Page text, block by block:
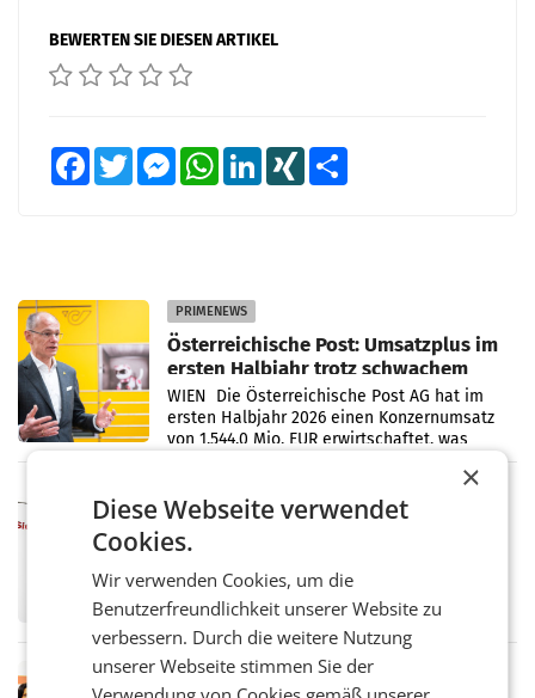
BEWERTEN SIE DIESEN ARTIKEL
FacebookTwitter MessengerWhatsAppLinkedInXING
PRIMENEWS
Österreichische Post: Umsatzplus im
ersten Halbjahr trotz schwachem
Briefgeschäft
WIEN Die Österreichische Post AG hat im
ersten Halbjahr 2026 einen Konzernumsatz
von 1.544,0 Mio. EUR erwirtschaftet, was
ProSiebenSat.1 spart und macht
überraschend viel Gewinn
Fernsehkonzern ProSiebenSat.1 hat im
Frühjahr dank Kostensenkungen operativ
wieder Gewinn gemacht und die
Markterwartung deutlich übertroffen.
RETAIL
×
Diese Webseite verwendet
Cookies.
Wir verwenden Cookies, um die
Benutzerfreundlichkeit unserer Website zu
verbessern. Durch die weitere Nutzung
unserer Webseite stimmen Sie der